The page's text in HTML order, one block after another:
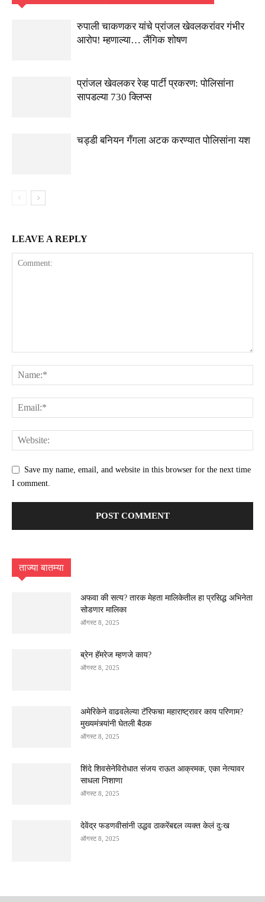
रुपाली चाकणकर यांचे प्रांजल खेवलकरांवर गंभीर
आरोप! म्हणाल्या… लैंगिक शोषण
प्रांजल खेवलकर रेव्ह पार्टी प्रकरण: पोलिसांना
सापडल्या 730 क्लिप्स
चड्डी बनियन गँगला अटक करण्यात पोलिसांना यश
LEAVE A REPLY
Save my name, email, and website in this browser for the next time
I comment.
ताज्या बातम्या
अफवा की सत्य? तारक मेहता मालिकेतील हा प्रसिद्ध अभिनेता
सोडणार मालिका
ऑगस्ट 8, 2025
ब्रेन हॅमरेज म्हणजे काय?
ऑगस्ट 8, 2025
अमेरिकेने वाढवलेल्या टॅरिफचा महाराष्ट्रावर काय परिणाम?
मुख्यमंत्र्यांनी घेतली बैठक
ऑगस्ट 8, 2025
शिंदे शिवसेनेविरोधात संजय राऊत आक्रमक, एका नेत्यावर
साधला निशाणा
ऑगस्ट 8, 2025
देवेंद्र फडणवीसांनी उद्धव ठाकरेंबद्दल व्यक्त केलं दुःख
ऑगस्ट 8, 2025